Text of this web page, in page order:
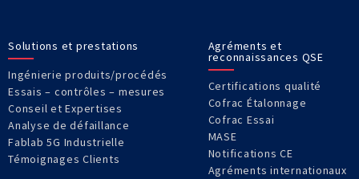
Solutions et prestations
Ingénierie produits/procédés
Essais – contrôles – mesures
Conseil et Expertises
Analyse de défaillance
Fablab 5G Industrielle
Témoignages Clients
Agréments et
reconnaissances QSE
Certifications qualité
Cofrac Étalonnage
Cofrac Essai
MASE
Notifications CE
Agréments internationaux